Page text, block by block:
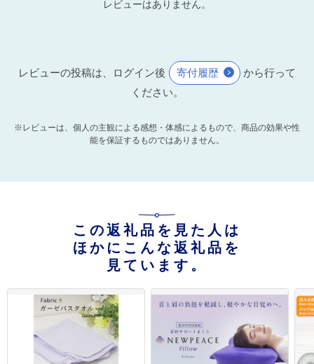
レビューはありません。
レビューの投稿は、ログイン後 寄付履歴
から行って
ください。
※レビューは、個人の主観による感想・体感によるもので、商品の効果や性
能を保証するものではありません。
この返礼品を見た人は
ほかにこんな返礼品を
見ています。